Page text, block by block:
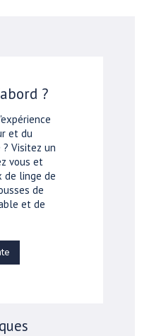
?
et du
Visitez un
vous et
de linge de
de
et de